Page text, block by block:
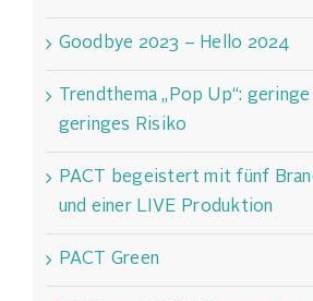
Goodbye 2023 – Hello 2024
Trendthema „Pop Up“:
geringes Risiko
PACT begeistert mit fünf
und einer LIVE Produktion
PACT Green